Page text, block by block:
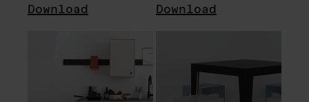
Download Download